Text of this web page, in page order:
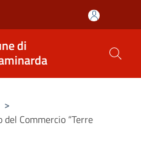
di
>
Commercio “Terre